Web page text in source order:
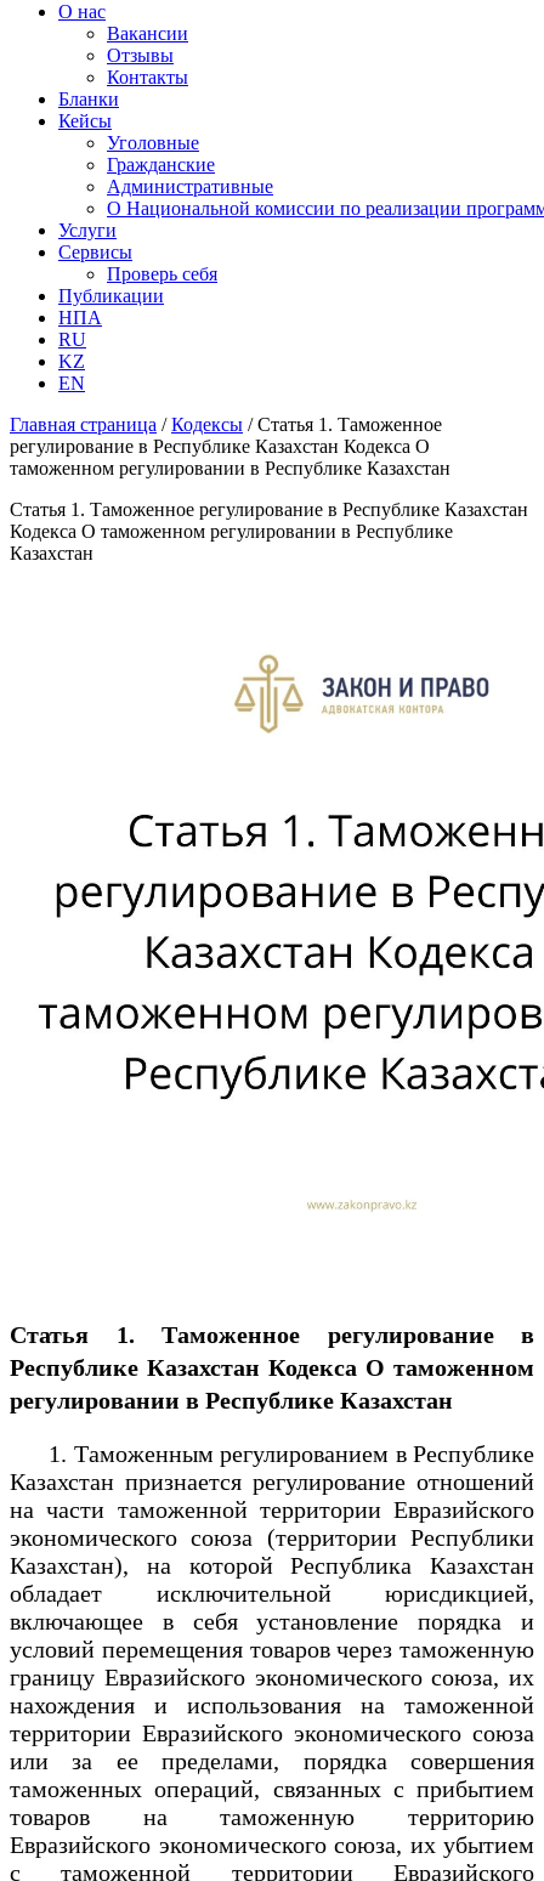
О нас
Вакансии
Отзывы
Контакты
Бланки
Кейсы
Уголовные
Гражданские
Административные
О Национальной комиссии по реализации
Услуги
Сервисы
Проверь себя
Публикации
НПА
RU
KZ
EN
Главная страница /Кодексы /Статья 1. Таможенное
регулирование в Республике Казахстан Кодекса О
таможенном регулировании в Республике Казахстан
Статья 1. Таможенное регулирование в Республике Казахстан
Кодекса О таможенном регулировании в Республике
Казахстан
Статья 1. Таможенное регулирование в
Республике Казахстан Кодекса О таможенном
регулировании в Республике Казахстан
1. Таможенным регулированием в Республике
Казахстан признается регулирование отношений
на части таможенной территории Евразийского
экономического союза (территории Республики
Казахстан), на которой Республика Казахстан
обладает исключительной юрисдикцией,
включающее в себя установление порядка и
условий перемещения товаров через таможенную
границу Евразийского экономического союза, их
нахождения и использования на таможенной
территории Евразийского экономического союза
или за ее пределами, порядка совершения
таможенных операций, связанных с прибытием
товаров на таможенную территорию
Евразийского экономического союза, их убытием
с таможенной территории Евразийского